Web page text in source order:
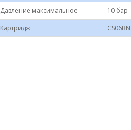
Давление максимальное
10 бар
Картридж
CS06BN